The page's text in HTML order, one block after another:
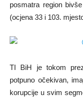
posmatra region
(ocjena 33 i 103.
TI BiH je tokom
potpuno očekivan,
korupcije u svim